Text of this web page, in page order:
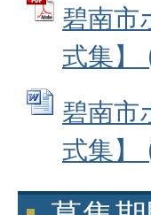
碧南市
式集】
碧南市
式集】